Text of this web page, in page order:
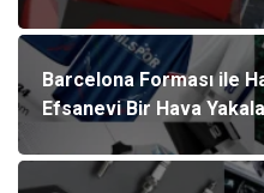
Barcelona Forması ile
Efsanevi Bir Hava